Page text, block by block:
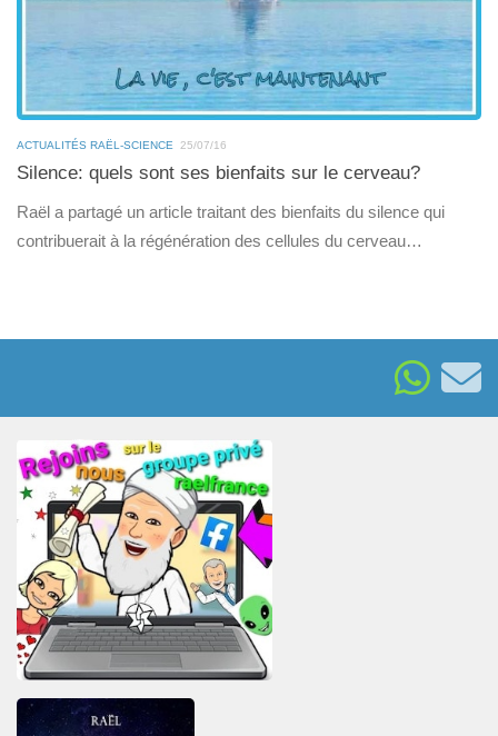
ACTUALITÉS RAËL-SCIENCE 25/07/16
Silence: quels sont ses bienfaits sur le cerveau?
Raël a partagé un article traitant des bienfaits du silence qui
contribuerait à la régénération des cellules du cerveau…